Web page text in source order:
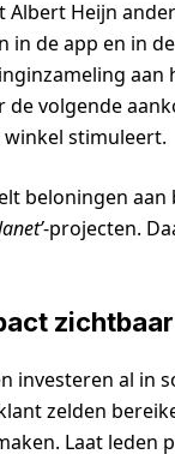
Heijn
in de app en in
aan
de volgende
winkel stimuleert.
beloningen
-projecten.
investeren al in
zelden
Laat leden